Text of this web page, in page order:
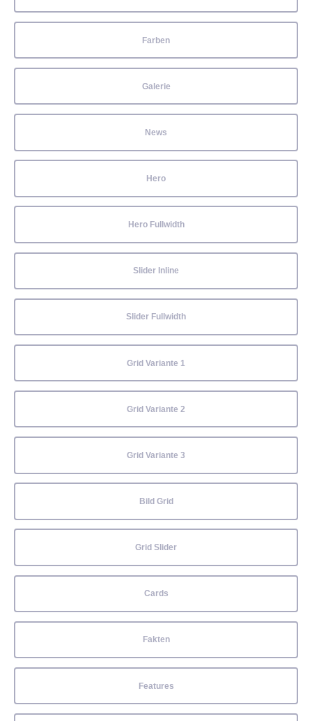
Farben
Galerie
News
Hero
Hero Fullwidth
Slider Inline
Slider Fullwidth
Grid Variante 1
Grid Variante 2
Grid Variante 3
Bild Grid
Grid Slider
Cards
Fakten
Features